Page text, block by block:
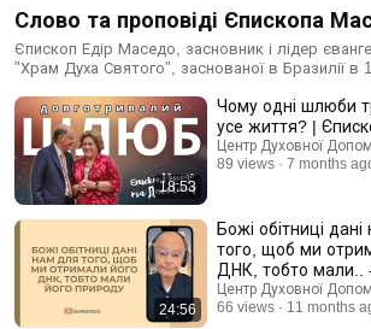
Слово та проповіді Єпископа
Єпископ Едір Маседо, засновник і лідер
"Храм Духа Святого", заснованої в Бразилії в
спікер і лектор, а також письменник, який
книг, багато з яких було продано тиражем
екземплярів. У сфері теології він виділяється серед євангельських
служителів Бразилії та всього світу. Він
ступінь теології та християнської філософії. Його роботи є
незаперечним стимулом для зростання у
Сайт: http://helpcenter24.org/ Храм Духа Святого - Україна, Київ,
01033 (Станція метро Олімпійська), вул. Тарасівська, 44
Телефон довіри: +38 044 303 97 97. / helpcenter24.org /
helpcenter24org
18:53
Чому одні шлюби
усе життя? |
Центр Духовної
89 views
7 months
24:56
Божі обітниці
того, щоб ми
ДНК, тобто мали..
Віри Єпископа
Центр Духовної
66 views
11 months